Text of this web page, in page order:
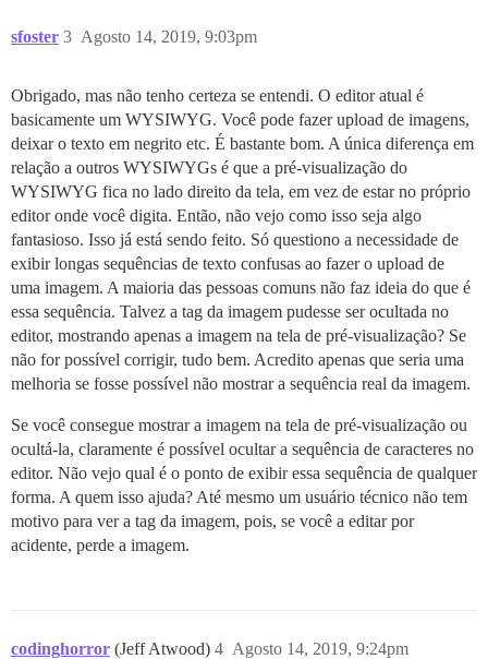
sfoster Agosto 14, 2019, 9:03pm
3
Obrigado, mas não tenho certeza se entendi. O editor atual é
basicamente um WYSIWYG. Você pode fazer upload de imagens,
deixar o texto em negrito etc. É bastante bom. A única diferença em
relação a outros WYSIWYGs é que a pré-visualização do
WYSIWYG fica no lado direito da tela, em vez de estar no próprio
editor onde você digita. Então, não vejo como isso seja algo
fantasioso. Isso já está sendo feito. Só questiono a necessidade de
exibir longas sequências de texto confusas ao fazer o upload de
uma imagem. A maioria das pessoas comuns não faz ideia do que é
essa sequência. Talvez a tag da imagem pudesse ser ocultada no
editor, mostrando apenas a imagem na tela de pré-visualização? Se
não for possível corrigir, tudo bem. Acredito apenas que seria uma
melhoria se fosse possível não mostrar a sequência real da imagem.
Se você consegue mostrar a imagem na tela de pré-visualização ou
ocultá-la, claramente é possível ocultar a sequência de caracteres no
editor. Não vejo qual é o ponto de exibir essa sequência de qualquer
forma. A quem isso ajuda? Até mesmo um usuário técnico não tem
motivo para ver a tag da imagem, pois, se você a editar por
acidente, perde a imagem.
codinghorror (Jeff Atwood) Agosto 14, 2019, 9:24pm
4